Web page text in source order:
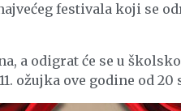
festivala koji se
a odigrat će se u
ožujka ove godine od 20